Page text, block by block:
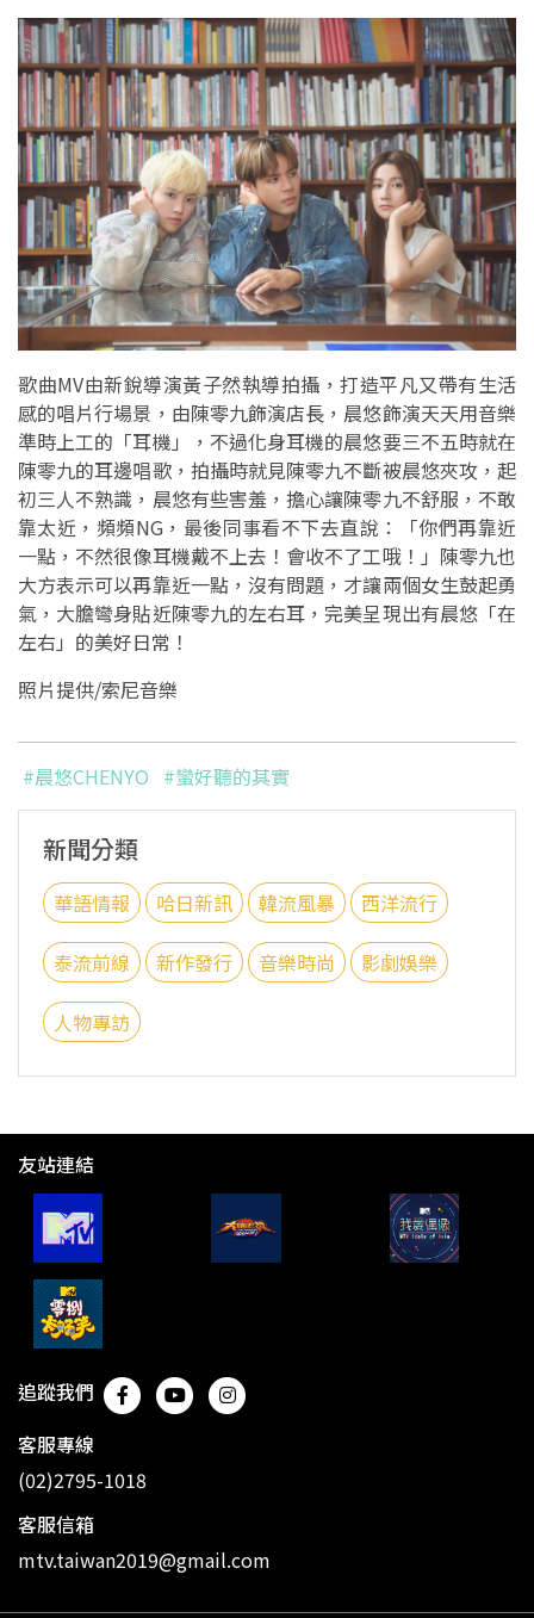
歌曲MV由新銳導演黃子然執導拍攝，打造平凡又帶有生活
感的唱片行場景，由陳零九飾演店長，晨悠飾演天天用音樂
準時上工的「耳機」，不過化身耳機的晨悠要三不五時就在
陳零九的耳邊唱歌，拍攝時就見陳零九不斷被晨悠夾攻，起
初三人不熟識，晨悠有些害羞，擔心讓陳零九不舒服，不敢
靠太近，頻頻NG，最後同事看不下去直說：「你們再靠近
一點，不然很像耳機戴不上去！會收不了工哦！」陳零九也
大方表示可以再靠近一點，沒有問題，才讓兩個女生鼓起勇
氣，大膽彎身貼近陳零九的左右耳，完美呈現出有晨悠「在
左右」的美好日常！
照片提供/索尼音樂
#晨悠CHENYO #蠻好聽的其實
新聞分類
華語情報 哈日新訊 韓流風暴 西洋流行
泰流前線 新作發行 音樂時尚 影劇娛樂
人物專訪
友站連結
追蹤我們
客服專線
(02)2795-1018
客服信箱
mtv.taiwan2019@gmail.com